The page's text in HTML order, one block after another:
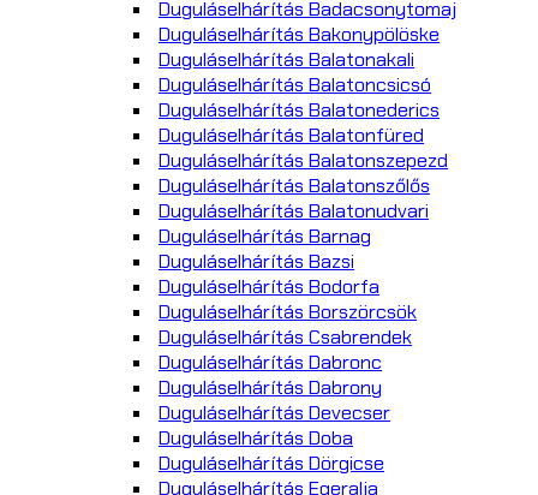
Duguláselhárítás Badacsonytomaj
Duguláselhárítás Bakonypölöske
Duguláselhárítás Balatonakali
Duguláselhárítás Balatoncsicsó
Duguláselhárítás Balatonederics
Duguláselhárítás Balatonfüred
Duguláselhárítás Balatonszepezd
Duguláselhárítás Balatonszőlős
Duguláselhárítás Balatonudvari
Duguláselhárítás Barnag
Duguláselhárítás Bazsi
Duguláselhárítás Bodorfa
Duguláselhárítás Borszörcsök
Duguláselhárítás Csabrendek
Duguláselhárítás Dabronc
Duguláselhárítás Dabrony
Duguláselhárítás Devecser
Duguláselhárítás Doba
Duguláselhárítás Dörgicse
Duguláselhárítás Egeralja